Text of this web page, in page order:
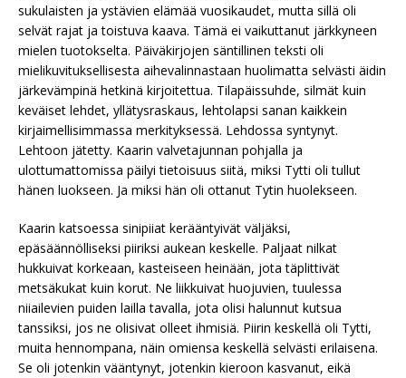
sukulaisten ja ystävien elämää vuosikaudet, mutta sillä oli
selvät rajat ja toistuva kaava. Tämä ei vaikuttanut järkkyneen
mielen tuotokselta. Päiväkirjojen säntillinen teksti oli
mielikuvituksellisesta aihevalinnastaan huolimatta selvästi äidin
järkevämpinä hetkinä kirjoitettua. Tilapäissuhde, silmät kuin
keväiset lehdet, yllätysraskaus, lehtolapsi sanan kaikkein
kirjaimellisimmassa merkityksessä. Lehdossa syntynyt.
Lehtoon jätetty. Kaarin valvetajunnan pohjalla ja
ulottumattomissa päilyi tietoisuus siitä, miksi Tytti oli tullut
hänen luokseen. Ja miksi hän oli ottanut Tytin huolekseen.
Kaarin katsoessa sinipiiat kerääntyivät väljäksi,
epäsäännölliseksi piiriksi aukean keskelle. Paljaat nilkat
hukkuivat korkeaan, kasteiseen heinään, jota täplittivät
metsäkukat kuin korut. Ne liikkuivat huojuvien, tuulessa
niiailevien puiden lailla tavalla, jota olisi halunnut kutsua
tanssiksi, jos ne olisivat olleet ihmisiä. Piirin keskellä oli Tytti,
muita hennompana, näin omiensa keskellä selvästi erilaisena.
Se oli jotenkin vääntynyt, jotenkin kieroon kasvanut, eikä